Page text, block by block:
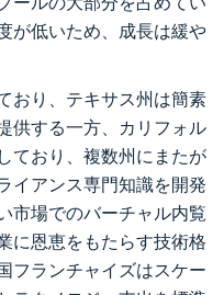
が低いため、成長は緩や
おり、テキサス州は簡素
供する一方、カリフォル
ており、複数州にまたが
イアンス専門知識を開発
市場でのバーチャル内覧
に恩恵をもたらす技術格
フランチャイズはスケー